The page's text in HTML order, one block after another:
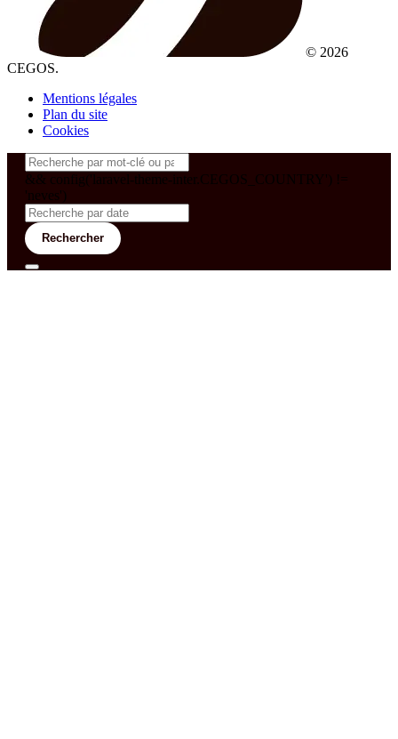
© 2026
CEGOS.
Mentions légales
Plan du site
Cookies
&& config('laravel-theme-inter.CEGOS_COUNTRY') !=
'neves')
Rechercher